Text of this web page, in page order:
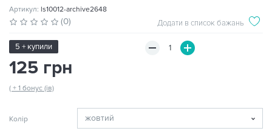
Артикул: ls10012-archive2648
(0) Додати в список бажань
5 + купили
125 грн
( + 1 бонус (ів)
Колір